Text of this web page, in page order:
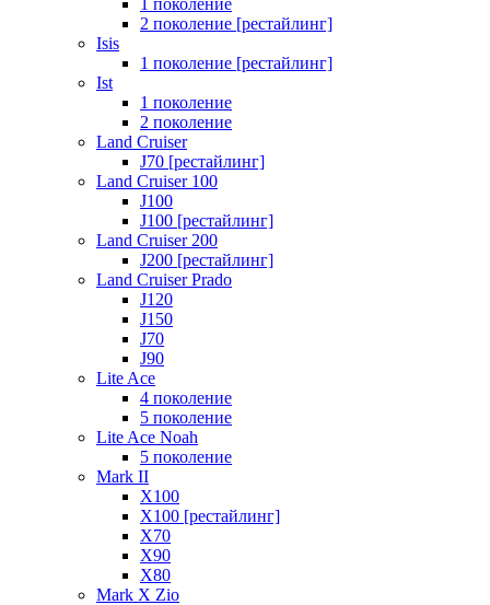
1 поколение
2 поколение [рестайлинг]
Isis
1 поколение [рестайлинг]
Ist
1 поколение
2 поколение
Land Cruiser
J70 [рестайлинг]
Land Cruiser 100
J100
J100 [рестайлинг]
Land Cruiser 200
J200 [рестайлинг]
Land Cruiser Prado
J120
J150
J70
J90
Lite Ace
4 поколение
5 поколение
Lite Ace Noah
5 поколение
Mark II
X100
X100 [рестайлинг]
X70
X90
Х80
Mark X Zio